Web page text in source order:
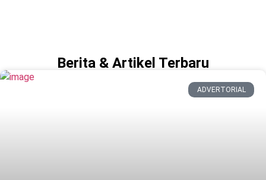
Berita & Artikel Terbaru
ADVERTORIAL